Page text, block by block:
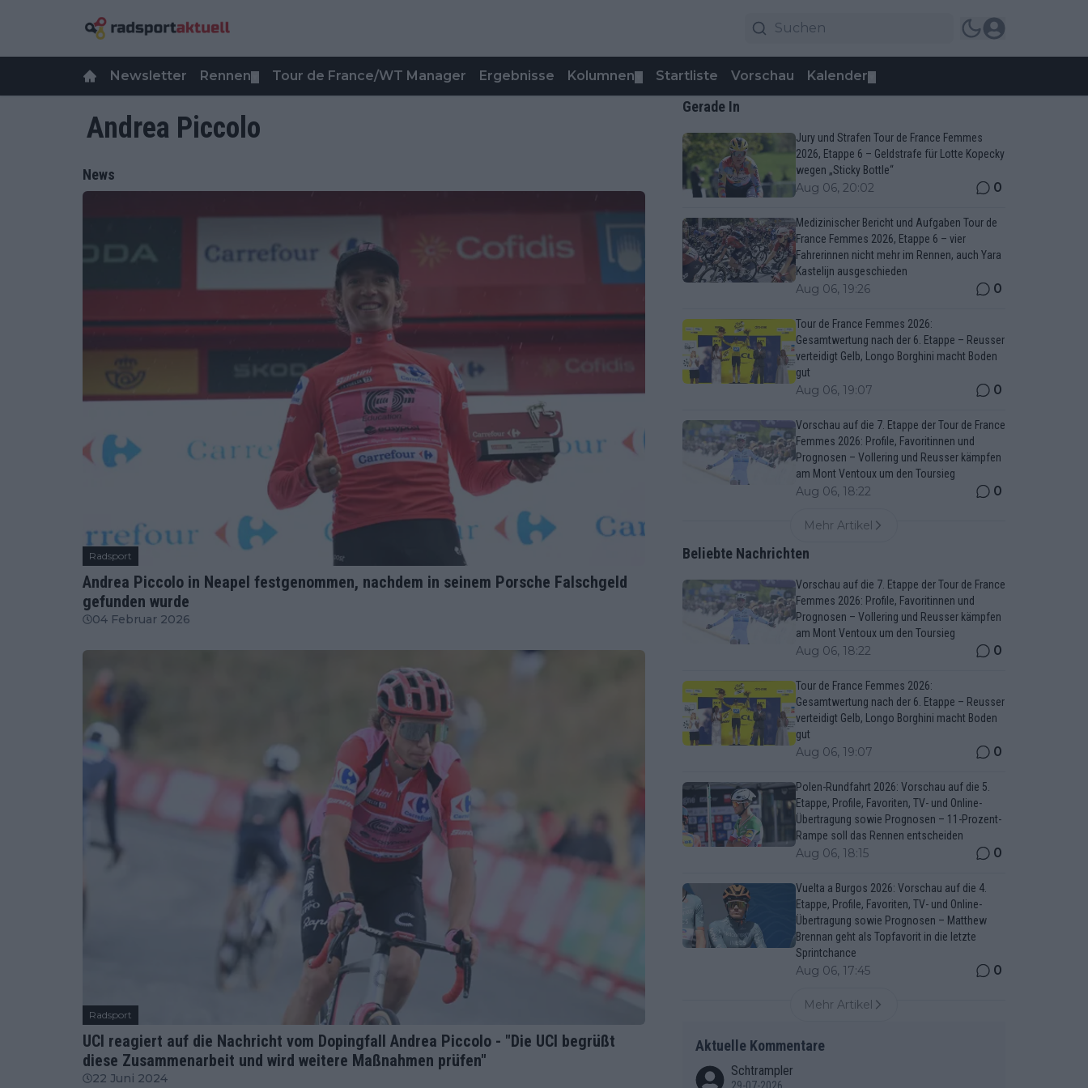
Newsletter Rennen Tour de France/WT Manager Ergebnisse Kolumnen Startliste Vorschau Kalender
Andrea Piccolo
News
Radsport
Andrea Piccolo in Neapel festgenommen, nachdem in seinem Porsche Falschgeld
gefunden wurde
04 Februar 2026
Radsport
UCI reagiert auf die Nachricht vom Dopingfall Andrea Piccolo - "Die UCI begrüßt
diese Zusammenarbeit und wird weitere Maßnahmen prüfen"
22 Juni 2024
Gerade In
Jury und Strafen Tour de France Femmes
2026, Etappe 6 – Geldstrafe für Lotte Kopecky
wegen „Sticky Bottle“
Aug 06, 20:02 0
Medizinischer Bericht und Aufgaben Tour de
France Femmes 2026, Etappe 6 – vier
Fahrerinnen nicht mehr im Rennen, auch Yara
Kastelijn ausgeschieden
Aug 06, 19:26 0
Tour de France Femmes 2026:
Gesamtwertung nach der 6. Etappe – Reusser
verteidigt Gelb, Longo Borghini macht Boden
gut
Aug 06, 19:07 0
Vorschau auf die 7. Etappe der Tour de France
Femmes 2026: Profile, Favoritinnen und
Prognosen – Vollering und Reusser kämpfen
am Mont Ventoux um den Toursieg
Aug 06, 18:22 0
Mehr Artikel
Beliebte Nachrichten
Vorschau auf die 7. Etappe der Tour de France
Femmes 2026: Profile, Favoritinnen und
Prognosen – Vollering und Reusser kämpfen
am Mont Ventoux um den Toursieg
Aug 06, 18:22 0
Tour de France Femmes 2026:
Gesamtwertung nach der 6. Etappe – Reusser
verteidigt Gelb, Longo Borghini macht Boden
gut
Aug 06, 19:07 0
Polen-Rundfahrt 2026: Vorschau auf die 5.
Etappe, Profile, Favoriten, TV- und Online-
Übertragung sowie Prognosen – 11-Prozent-
Rampe soll das Rennen entscheiden
Aug 06, 18:15 0
Vuelta a Burgos 2026: Vorschau auf die 4.
Etappe, Profile, Favoriten, TV- und Online-
Übertragung sowie Prognosen – Matthew
Brennan geht als Topfavorit in die letzte
Sprintchance
Aug 06, 17:45 0
Mehr Artikel
Aktuelle Kommentare
Schtrampler